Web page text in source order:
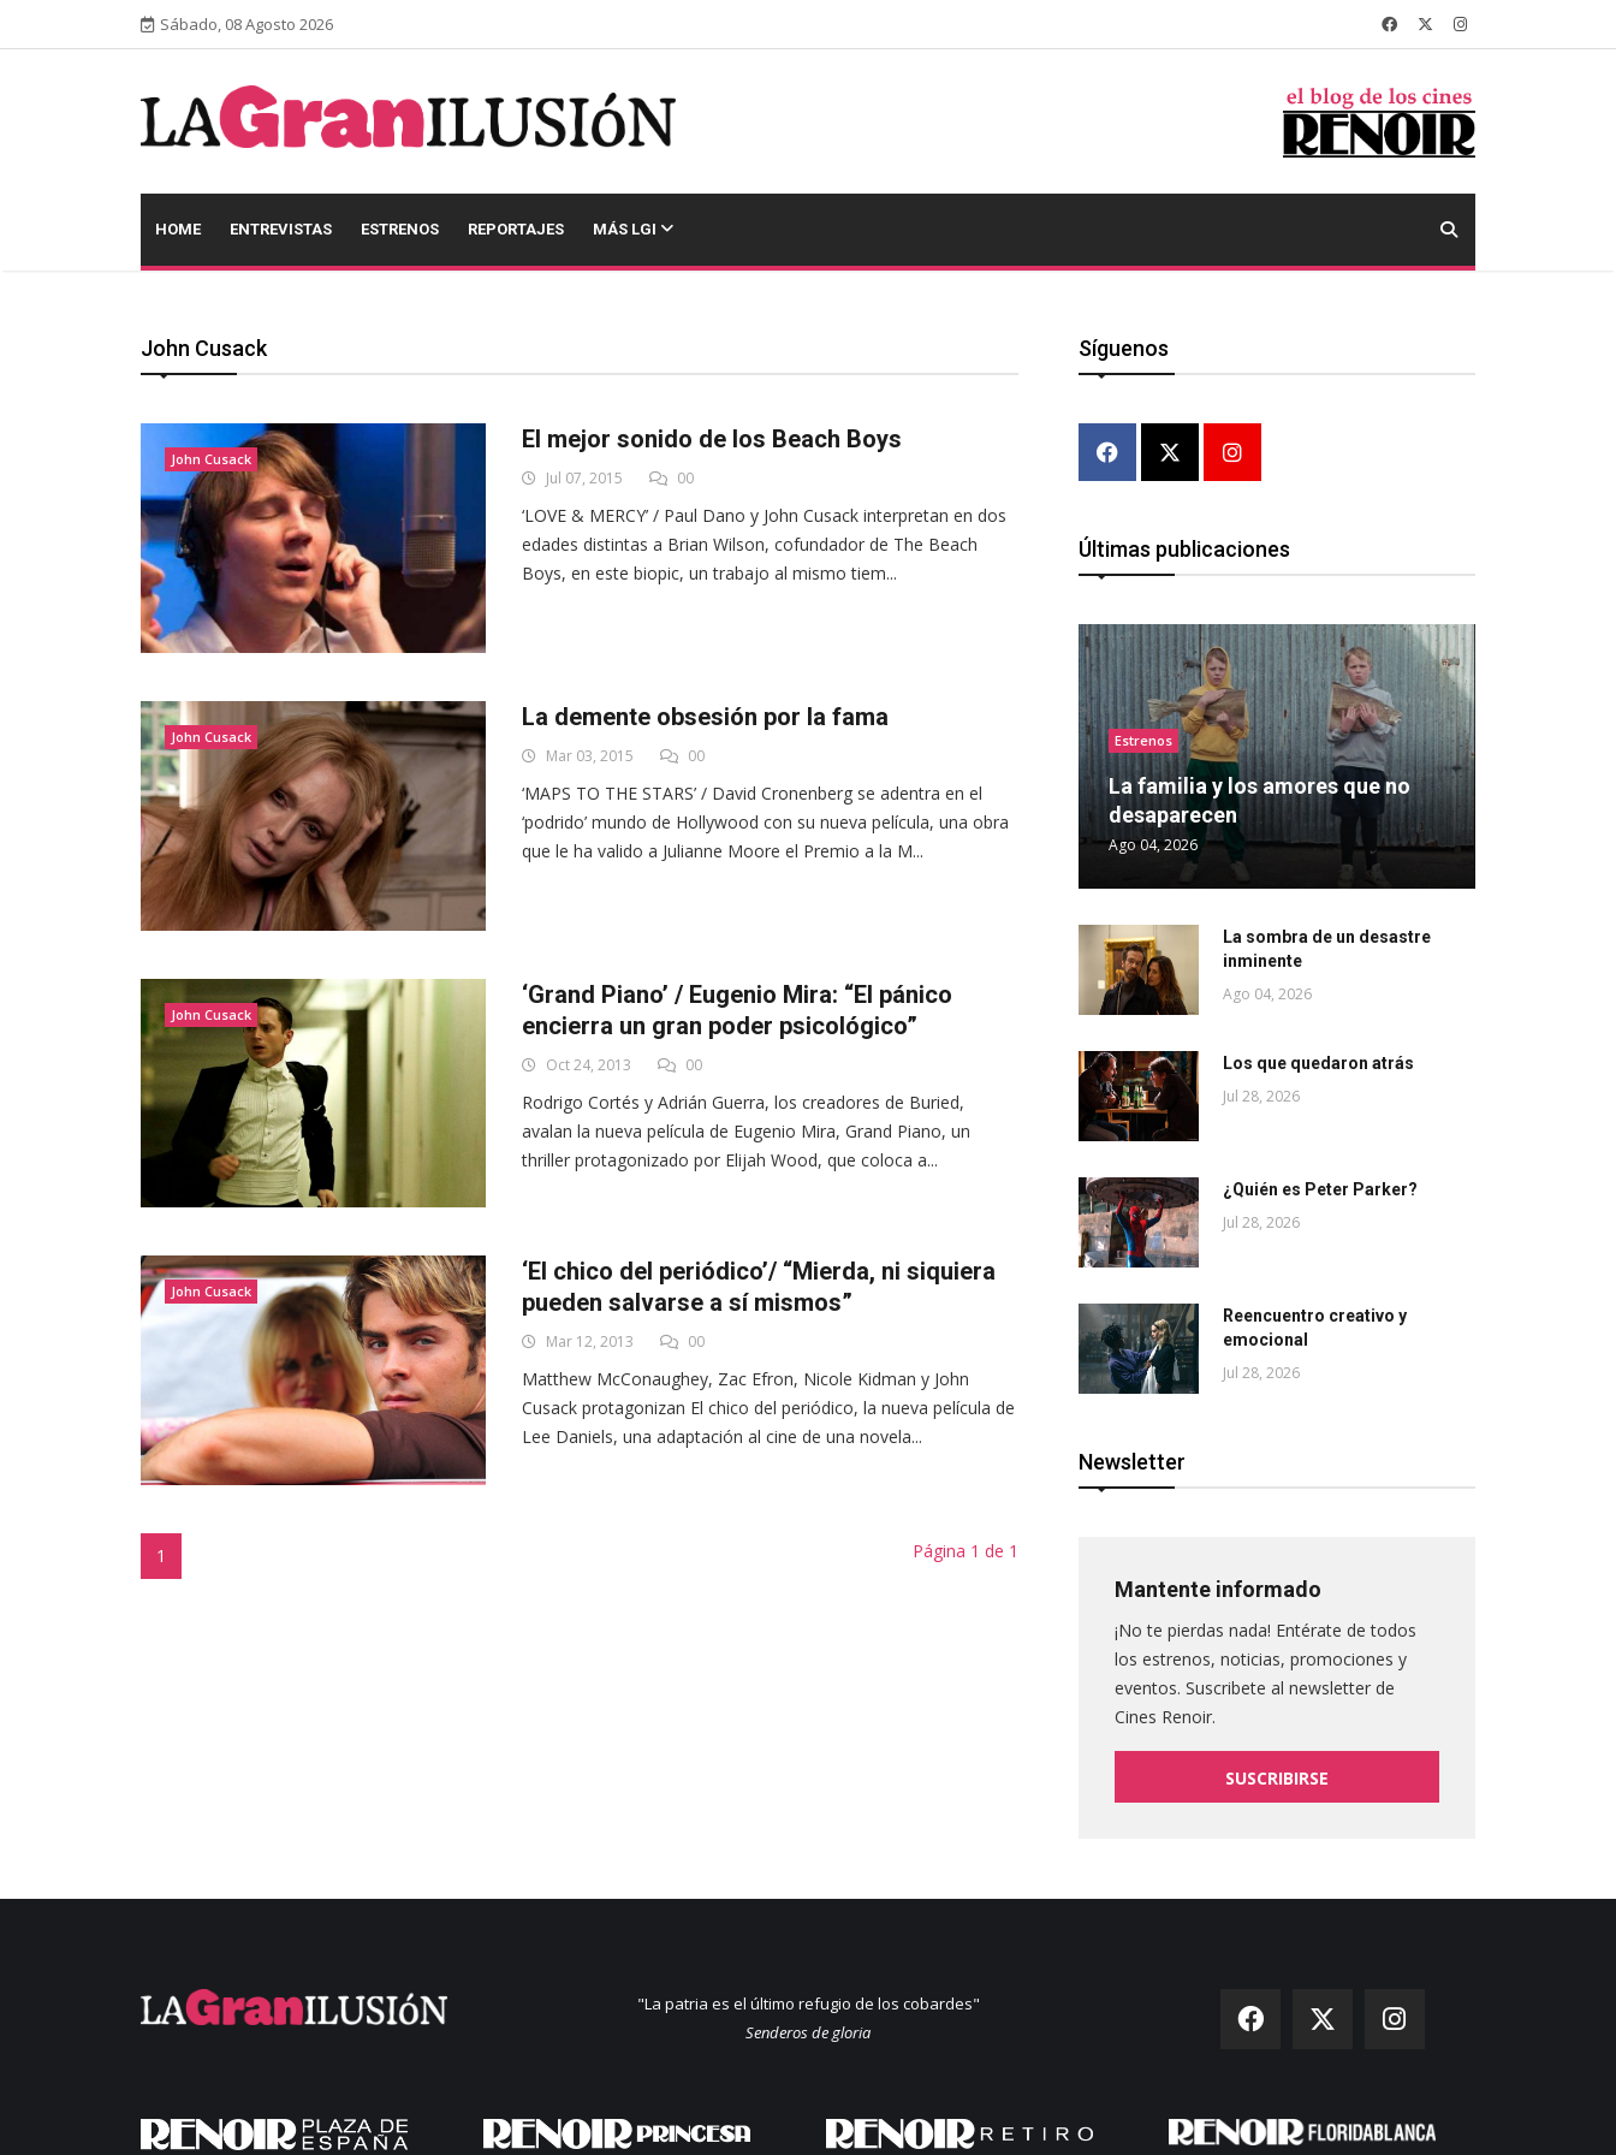
Sábado, 08 Agosto 2026
HOME ENTREVISTAS ESTRENOS REPORTAJES MÁS LGI
John Cusack
John Cusack
El mejor sonido de los Beach Boys
Jul 07, 2015 00
‘LOVE & MERCY’ / Paul Dano y John Cusack interpretan en dos
edades distintas a Brian Wilson, cofundador de The Beach
Boys, en este biopic, un trabajo al mismo tiem...
John Cusack
La demente obsesión por la fama
Mar 03, 2015 00
‘MAPS TO THE STARS’ / David Cronenberg se adentra en el
‘podrido’ mundo de Hollywood con su nueva película, una obra
que le ha valido a Julianne Moore el Premio a la M...
John Cusack
‘Grand Piano’ / Eugenio Mira: “El pánico
encierra un gran poder psicológico”
Oct 24, 2013 00
Rodrigo Cortés y Adrián Guerra, los creadores de Buried,
avalan la nueva película de Eugenio Mira, Grand Piano, un
thriller protagonizado por Elijah Wood, que coloca a...
John Cusack
‘El chico del periódico’/ “Mierda, ni siquiera
pueden salvarse a sí mismos”
Mar 12, 2013 00
Matthew McConaughey, Zac Efron, Nicole Kidman y John
Cusack protagonizan El chico del periódico, la nueva película de
Lee Daniels, una adaptación al cine de una novela...
1 Página 1 de 1
Síguenos
Últimas publicaciones
Estrenos
La familia y los amores que no
desaparecen
Ago 04, 2026
La sombra de un desastre
inminente
Ago 04, 2026
Los que quedaron atrás
Jul 28, 2026
¿Quién es Peter Parker?
Jul 28, 2026
Reencuentro creativo y
emocional
Jul 28, 2026
Newsletter
Mantente informado
¡No te pierdas nada! Entérate de todos
los estrenos, noticias, promociones y
eventos. Suscribete al newsletter de
Cines Renoir.
SUSCRIBIRSE
"La patria es el último refugio de los cobardes"
Senderos de gloria